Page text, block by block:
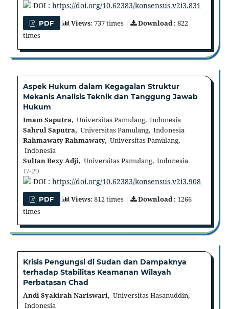
DOI : https://doi.org/10.62383/konsensus.v2i3.831
PDF Views: 737 times | Download: 822
times
Aspek Hukum dalam Kegagalan Struktur
Mekanis Analisis Teknik dan Tanggung Jawab
Hukum
Imam Saputra, Universitas Pamulang, Indonesia
Sahrul Saputra, Universitas Pamulang, Indonesia
Rahmawaty Rahmawaty, Universitas Pamulang,
Indonesia
Sultan Rexy Adji, Universitas Pamulang, Indonesia
17-29
DOI : https://doi.org/10.62383/konsensus.v2i3.908
PDF Views: 812 times | Download: 1266
times
Krisis Pengungsi di Sudan dan Dampaknya
terhadap Stabilitas Keamanan Wilayah
Perbatasan Chad
Andi Syakirah Nariswari, Universitas Hasanuddin,
Indonesia